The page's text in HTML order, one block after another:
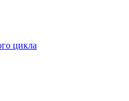
цикла